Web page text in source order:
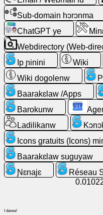
Ladilikanw
Tulonkɛw
Aw
ye
ɲinini
kɛ
ɛntɛrinɛti
kan
Email
/
Webmail
fu
Sub-domain hɔrɔnma
ChatGPT ye
Webdirectory (Web-
Ip ɲinini
Wiki
Wiki dogolenw
Baarakɛlaw /Apps
Barokunw
Ladilikanw
Icons gratuits (Icons)
Baarakɛlaw suguyaw
Ɲɛnajɛ
Réseau
I danse!